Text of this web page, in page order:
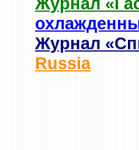
Журнал
Russia